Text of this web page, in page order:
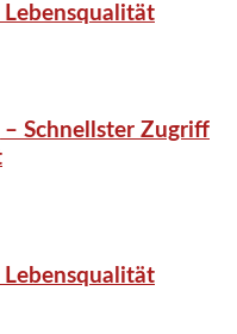
Schnellster Zugriff